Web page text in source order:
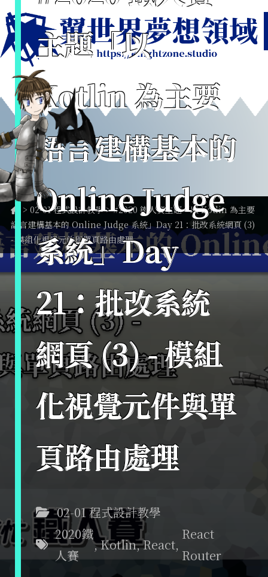
> 02-01 程式設計教學> #2020 鐵人賽主題「以 Kotlin 為主要
語言建構基本的 Online Judge 系統」Day 21：批改系統網頁 (3)
- 模組化視覺元件與單頁路由處理
主題「以
Kotlin 為主要
語言建構基本的
Online Judge
系統」Day
21：批改系統
網頁 (3) - 模組
化視覺元件與單
頁路由處理
02-01 程式設計教學
2020鐵
人賽
,Kotlin,React,
React
Router